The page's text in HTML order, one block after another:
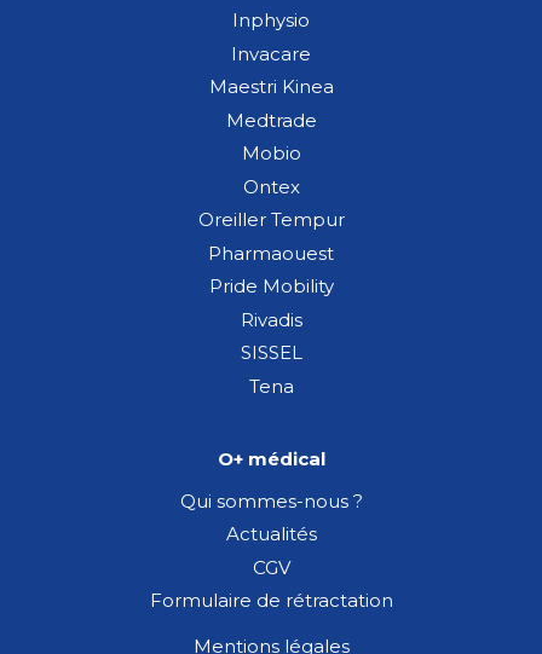
Inphysio
Invacare
Maestri Kinea
Medtrade
Mobio
Ontex
Oreiller Tempur
Pharmaouest
Pride Mobility
Rivadis
SISSEL
Tena
O+ médical
Qui sommes-nous ?
Actualités
CGV
Formulaire de rétractation
Mentions légales